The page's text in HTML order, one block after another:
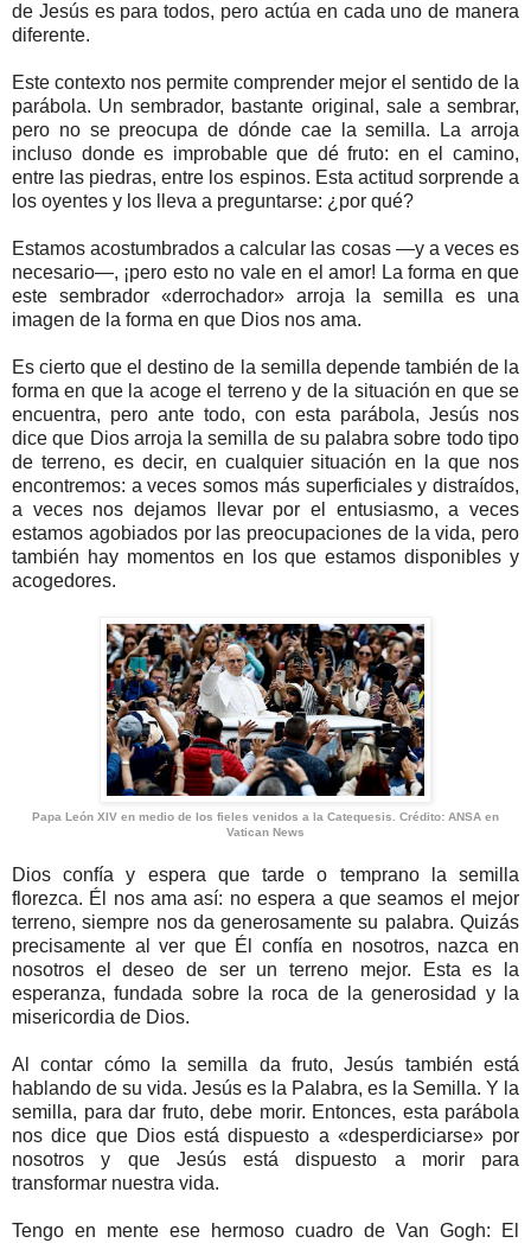
de Jesús es para todos, pero actúa en cada uno de manera
diferente.
Este contexto nos permite comprender mejor el sentido de la
parábola. Un sembrador, bastante original, sale a sembrar,
pero no se preocupa de dónde cae la semilla. La arroja
incluso donde es improbable que dé fruto: en el camino,
entre las piedras, entre los espinos. Esta actitud sorprende a
los oyentes y los lleva a preguntarse: ¿por qué?
Estamos acostumbrados a calcular las cosas —y a veces es
necesario—, ¡pero esto no vale en el amor! La forma en que
este sembrador «derrochador» arroja la semilla es una
imagen de la forma en que Dios nos ama.
Es cierto que el destino de la semilla depende también de la
forma en que la acoge el terreno y de la situación en que se
encuentra, pero ante todo, con esta parábola, Jesús nos
dice que Dios arroja la semilla de su palabra sobre todo tipo
de terreno, es decir, en cualquier situación en la que nos
encontremos: a veces somos más superficiales y distraídos,
a veces nos dejamos llevar por el entusiasmo, a veces
estamos agobiados por las preocupaciones de la vida, pero
también hay momentos en los que estamos disponibles y
acogedores.
Papa León XIV en medio de los fieles venidos a la Catequesis. Crédito: ANSA en
Vatican News
Dios confía y espera que tarde o temprano la semilla
florezca. Él nos ama así: no espera a que seamos el mejor
terreno, siempre nos da generosamente su palabra. Quizás
precisamente al ver que Él confía en nosotros, nazca en
nosotros el deseo de ser un terreno mejor. Esta es la
esperanza, fundada sobre la roca de la generosidad y la
misericordia de Dios.
Al contar cómo la semilla da fruto, Jesús también está
hablando de su vida. Jesús es la Palabra, es la Semilla. Y la
semilla, para dar fruto, debe morir. Entonces, esta parábola
nos dice que Dios está dispuesto a «desperdiciarse» por
nosotros y que Jesús está dispuesto a morir para
transformar nuestra vida.
Tengo en mente ese hermoso cuadro de Van Gogh: El